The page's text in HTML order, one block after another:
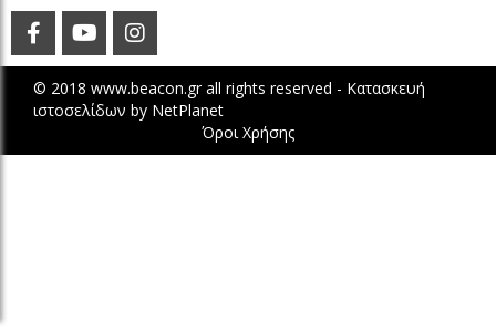
© 2018 www.beacon.gr all rights reserved - Κατασκευή
ιστοσελίδων by NetPlanet
Όροι Χρήσης